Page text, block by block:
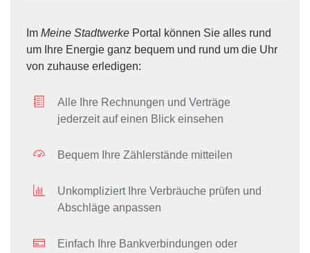
Im Meine Stadtwerke Portal können Sie alles rund
um Ihre Energie ganz bequem und rund um die Uhr
von zuhause erledigen:
Alle Ihre Rechnungen und Verträge
jederzeit auf einen Blick einsehen
Bequem Ihre Zählerstände mitteilen
Unkompliziert Ihre Verbräuche prüfen und
Abschläge anpassen
Einfach Ihre Bankverbindungen oder